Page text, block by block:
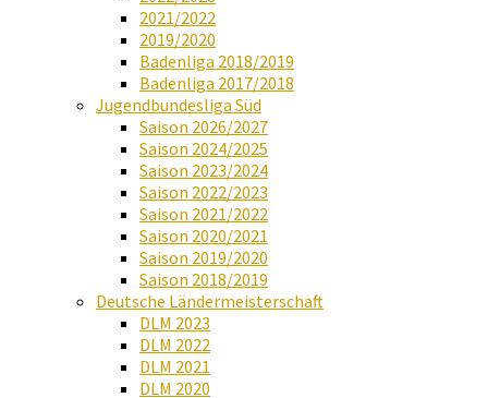
2021/2022
2019/2020
Badenliga 2018/2019
Badenliga 2017/2018
Jugendbundesliga Süd
Saison 2026/2027
Saison 2024/2025
Saison 2023/2024
Saison 2022/2023
Saison 2021/2022
Saison 2020/2021
Saison 2019/2020
Saison 2018/2019
Deutsche Ländermeisterschaft
DLM 2023
DLM 2022
DLM 2021
DLM 2020